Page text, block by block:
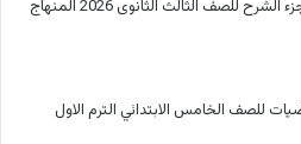
تحميل كتاب الامتحان في الكيمياء جزء الشرح للصف الثالث الثانوى 2026 المنهاج
للصف الخامس الابتدائي الترم الاول